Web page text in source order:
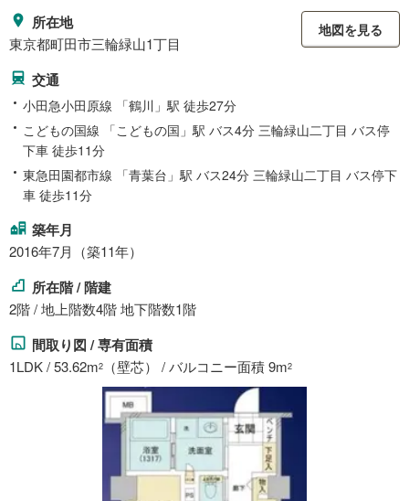
所在地
東京都町田市三輪緑山1丁目
地図を見る
交通
小田急小田原線 「鶴川」駅 徒歩27分
こどもの国線 「こどもの国」駅 バス4分 三輪緑山二丁目 バス停
下車 徒歩11分
東急田園都市線 「青葉台」駅 バス24分 三輪緑山二丁目 バス停下
車 徒歩11分
築年月
2016年7月（築11年）
所在階 / 階建
2階 / 地上階数4階 地下階数1階
間取り図 / 専有面積
1LDK / 53.62m2 （壁芯） / バルコニー面積 9m2